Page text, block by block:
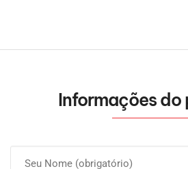
Informações do